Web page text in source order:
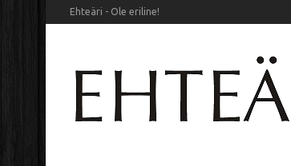
Ehteäri - Ole eriline!